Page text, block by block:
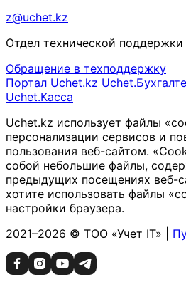
z@uchet.kz
Отдел технической поддержки
Обращение в техподдержку
Портал Uchet.kz
Uchet.Касса
Uchet.kz использует файлы
персонализации сервисов и
пользования веб-сайтом.
собой небольшие файлы,
предыдущих посещениях веб-
хотите использовать файлы
настройки браузера.
2021–2026 © ТОО «Учет IT» |